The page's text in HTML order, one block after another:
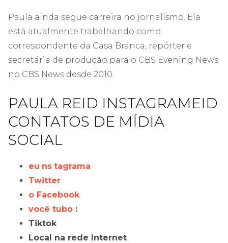
Paula ainda segue carreira no jornalismo. Ela
está atualmente trabalhando como
correspondente da Casa Branca, repórter e
secretária de produção para o CBS Evening News
no CBS News desde 2010.
PAULA REID INSTAGRAMEID
CONTATOS DE MÍDIA
SOCIAL
eu ns tagrama
Twitter
o Facebook
você tubo :
Tiktok
Local na rede Internet